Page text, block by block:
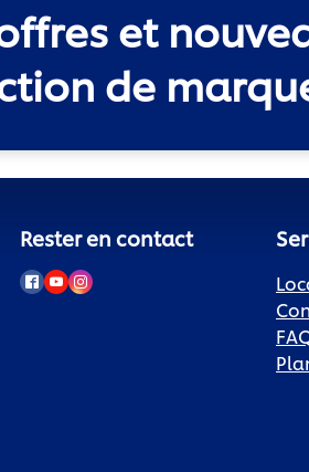
et
de
Rester en contact